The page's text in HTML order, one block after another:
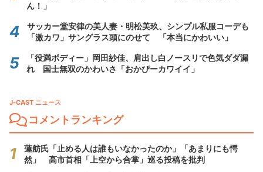
ん！」
サッカー堂安律の美人妻・明松美玖、シンプル私服コーデも
「激カワ」サングラス頭にのせて 「本当にかわいい」
「役満ボディー」岡田紗佳、肩出し白ノースリで色気ダダ漏
れ 国士無双のかわいさ「おかぴーカワイイ」
J-CAST ニュース
コメントランキング
蓮舫氏「止める人は誰もいなかったのか」「あまりにも愕
然」 高市首相「上空から合掌」巡る投稿を批判